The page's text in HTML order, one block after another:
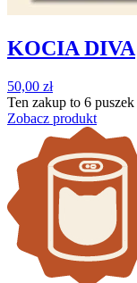
KOCIA DIVA
50,00 zł
Ten zakup to 6 puszek
Zobacz produkt